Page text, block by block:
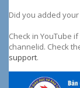
Did you added
Check in YouTube
channelid. Check
support.